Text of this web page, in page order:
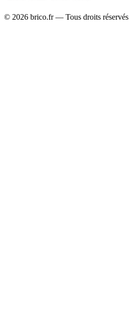
© 2026 brico.fr — Tous droits réservés